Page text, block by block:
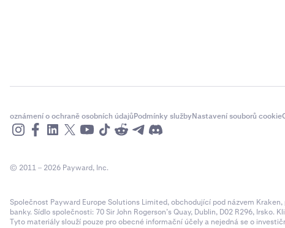
oznámení o ochraně osobních údajůPodmínky službyNastavení souborů cookie
© 2011 – 2026 Payward, Inc.
Společnost Payward Europe Solutions Limited, obchodující pod názvem
banky. Sídlo společnosti: 70 Sir John Rogerson’s Quay, Dublin, D02 R296, Irsko.
Tyto materiály slouží pouze pro obecné informační účely a nejedná se o